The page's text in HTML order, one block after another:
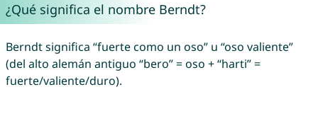
¿Qué significa el nombre Berndt?
Berndt significa “fuerte como un oso” u “oso valiente”
(del alto alemán antiguo “bero” = oso + “harti” =
fuerte/valiente/duro).